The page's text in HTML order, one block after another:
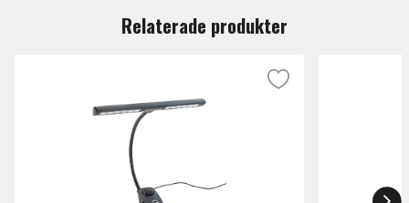
Relaterade produkter